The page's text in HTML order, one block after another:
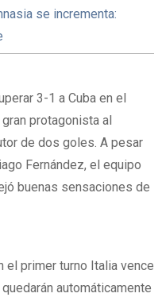
se incrementa:
3-1 a Cuba en el
protagonista al
de dos goles. A pesar
Fernández, el equipo
buenas sensaciones de
el primer turno Italia vence
automáticamente